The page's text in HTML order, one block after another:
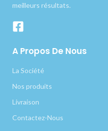
meilleurs résultats.
A Propos De Nous
La Société
Nos produits
Livraison
Contactez-Nous